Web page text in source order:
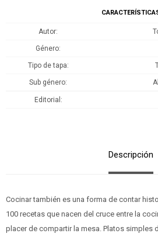
Autor
Género
Tipo de tapa
Sub género
Editorial
Descripción
Cocinar también es una forma de contar
100 recetas que nacen del cruce entre la
placer de compartir la mesa. Platos simples